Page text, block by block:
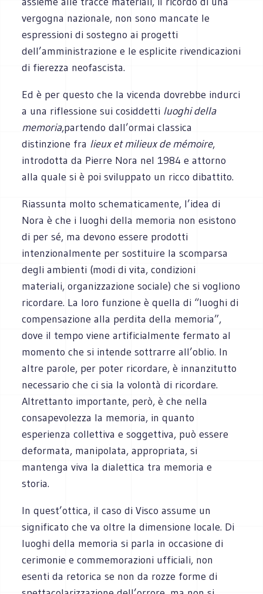
vergogna nazionale, non sono mancate le
espressioni di sostegno ai progetti
dell’amministrazione e le esplicite rivendicazioni
di fierezza neofascista.
Ed è per questo che la vicenda dovrebbe indurci
a una riflessione sui cosiddetti luoghi della
memoria,partendo dall’ormai classica
distinzione fra lieux et milieux de mémoire,
introdotta da Pierre Nora nel 1984 e attorno
alla quale si è poi sviluppato un ricco dibattito.
Riassunta molto schematicamente, l’idea di
Nora è che i luoghi della memoria non esistono
di per sé, ma devono essere prodotti
intenzionalmente per sostituire la scomparsa
degli ambienti (modi di vita, condizioni
materiali, organizzazione sociale) che si vogliono
ricordare. La loro funzione è quella di “luoghi di
compensazione alla perdita della memoria”,
dove il tempo viene artificialmente fermato al
momento che si intende sottrarre all’oblio. In
altre parole, per poter ricordare, è innanzitutto
necessario che ci sia la volontà di ricordare.
Altrettanto importante, però, è che nella
consapevolezza la memoria, in quanto
esperienza collettiva e soggettiva, può essere
deformata, manipolata, appropriata, si
mantenga viva la dialettica tra memoria e
storia.
In quest’ottica, il caso di Visco assume un
significato che va oltre la dimensione locale. Di
luoghi della memoria si parla in occasione di
cerimonie e commemorazioni ufficiali, non
esenti da retorica se non da rozze forme di